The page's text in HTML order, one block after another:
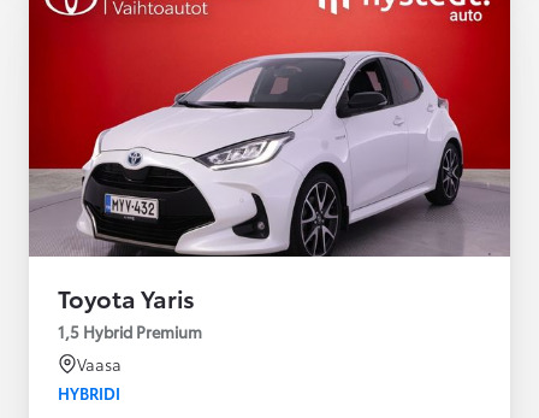
Toyota Yaris
1,5 Hybrid Premium
Vaasa
HYBRIDI